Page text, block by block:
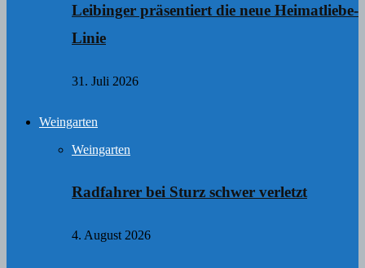
Leibinger präsentiert die neue Heimatliebe-
Linie
31. Juli 2026
Weingarten
Weingarten
Radfahrer bei Sturz schwer verletzt
4. August 2026